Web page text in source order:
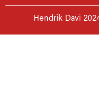
Hendrik Davi